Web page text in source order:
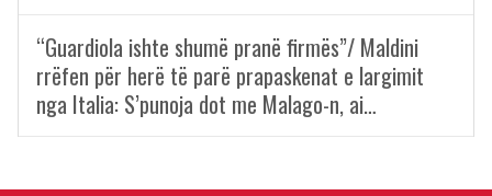
“Guardiola ishte shumë pranë firmës”/ Maldini
rrëfen për herë të parë prapaskenat e largimit
nga Italia: S’punoja dot me Malago-n, ai…